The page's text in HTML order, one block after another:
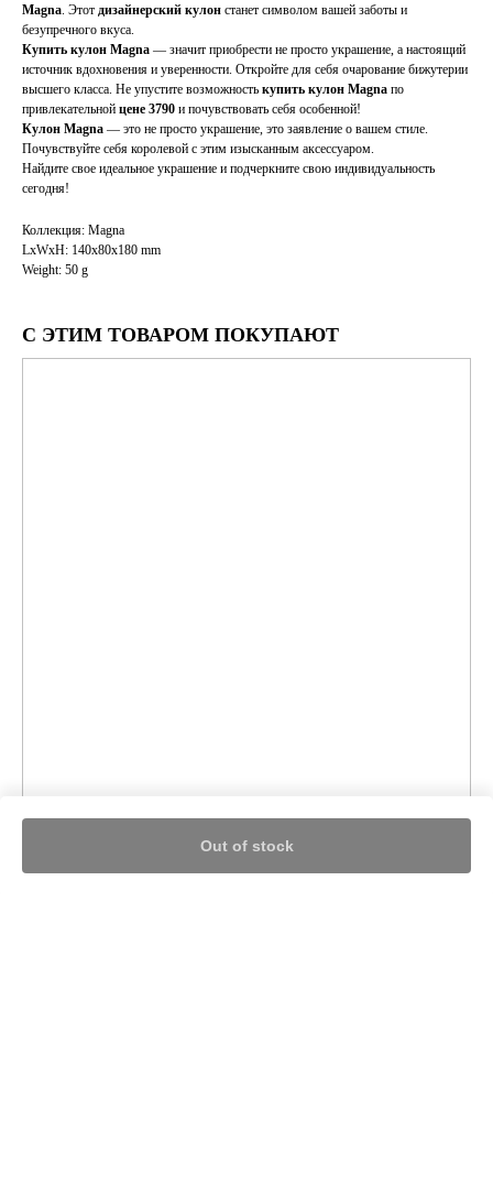
Out of stock
Magna. Этот дизайнерский кулон станет символом вашей заботы и
безупречного вкуса.
Купить кулон Magna — значит приобрести не просто украшение, а настоящий
источник вдохновения и уверенности. Откройте для себя очарование бижутерии
высшего класса. Не упустите возможность купить кулон Magna по
привлекательной цене 3790 и почувствовать себя особенной!
Кулон Magna — это не просто украшение, это заявление о вашем стиле.
Почувствуйте себя королевой с этим изысканным аксессуаром.
Найдите свое идеальное украшение и подчеркните свою индивидуальность
сегодня!
Коллекция: Magna
LxWxH: 140x80x180 mm
Weight: 50 g
С ЭТИМ ТОВАРОМ ПОКУПАЮТ